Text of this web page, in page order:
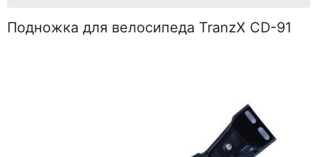
Подножка для велосипеда TranzX CD-91